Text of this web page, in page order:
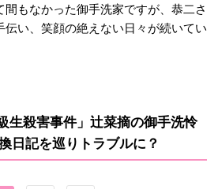
もなかった御手洗家ですが、恭二さ
伝い、笑顔の絶えない日々が続いてい
生殺害事件」辻菜摘の御手洗怜
日記を巡りトラブルに？